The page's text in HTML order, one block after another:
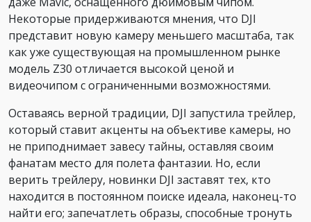
Некоторые придерживаются мнения, что DJI
представит новую камеру меньшего масштаба, так
как уже существующая на промышленном рынке
модель Z30 отличается высокой ценой и
видеочипом с ограниченными возможностями.
Оставаясь верной традиции, DJI запустила трейлер,
который ставит акценты на объективе камеры, но
не приподнимает завесу тайны, оставляя своим
фанатам место для полета фантазии. Но, если
верить трейлеру, новинки DJI заставят тех, кто
находится в постоянном поиске идеала, наконец-то
найти его; запечатлеть образы, способные тронуть